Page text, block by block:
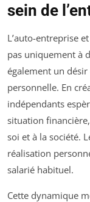
sein de
L’auto-entreprise
pas uniquement à
également un désir
personnelle. En
indépendants
situation
soi et à la société.
réalisation
salarié habituel.
Cette dynamique